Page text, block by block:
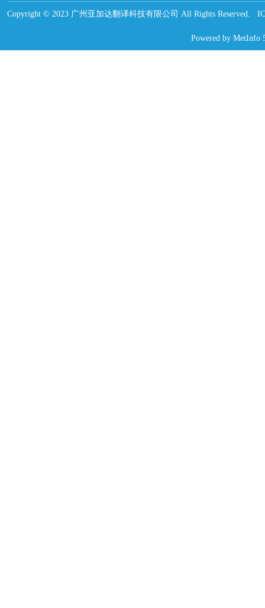
Copyright © 2023 广州亚加达翻译科技有限公司 All Rights Reserved.
Powered by MetInfo